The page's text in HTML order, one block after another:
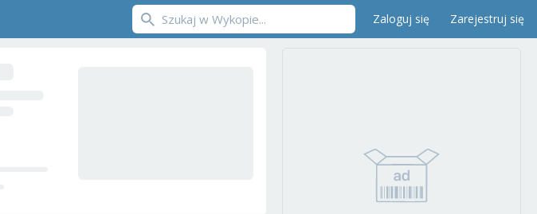
Zaloguj się Zarejestruj się